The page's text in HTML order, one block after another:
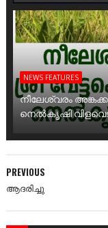
NEWS FEATURES
നീലേശ്വരം
നെൽകൃഷി
PREVIOUS
ആദരിച്ചു